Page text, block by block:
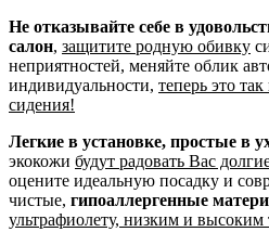
Не отказывайте себе в
салон, защитите родную обивку
неприятностей, меняйте облик
индивидуальности, теперь это
сидения!
Легкие в установке, простые в
экокожи будут радовать Вас
оцените идеальную посадку и
чистые, гипоаллергенные
ультрафиолету, низким и высоким